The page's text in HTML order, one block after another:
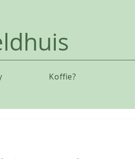
Koffie?